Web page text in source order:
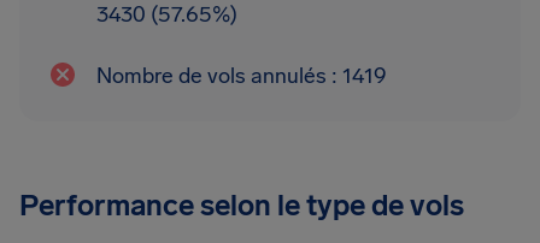
3430 (57.65%)
Nombre de vols annulés : 1419
Performance selon le type de vols